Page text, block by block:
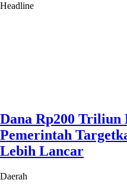
Headline
Dana Rp200 Triliun
Pemerintah
Lebih Lancar
Daerah